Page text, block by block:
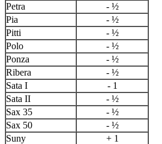
Petra
- ½
Pia
- ½
Pitti
- ½
Polo
- ½
Ponza
- ½
Ribera
- ½
Sata I
- 1
Sata II
- ½
Sax 35
- ½
Sax 50
- ½
Suny
+ 1